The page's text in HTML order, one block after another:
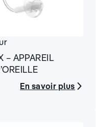
– APPAREIL
En savoir plus